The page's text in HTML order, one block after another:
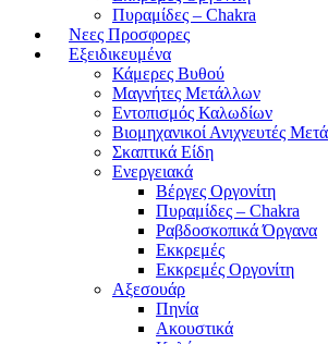
Πυραμίδες – Chakra
Νεες Προσφορες
Εξειδικευμένα
Κάμερες Βυθού
Μαγνήτες Μετάλλων
Εντοπισμός Καλωδίων
Βιομηχανικοί Ανιχνευτές
Σκαπτικά Είδη
Ενεργειακά
Βέργες Οργονίτη
Πυραμίδες – Chakra
Ραβδοσκοπικά Όργανα
Εκκρεμές
Εκκρεμές Οργονίτη
Αξεσουάρ
Πηνία
Ακουστικά